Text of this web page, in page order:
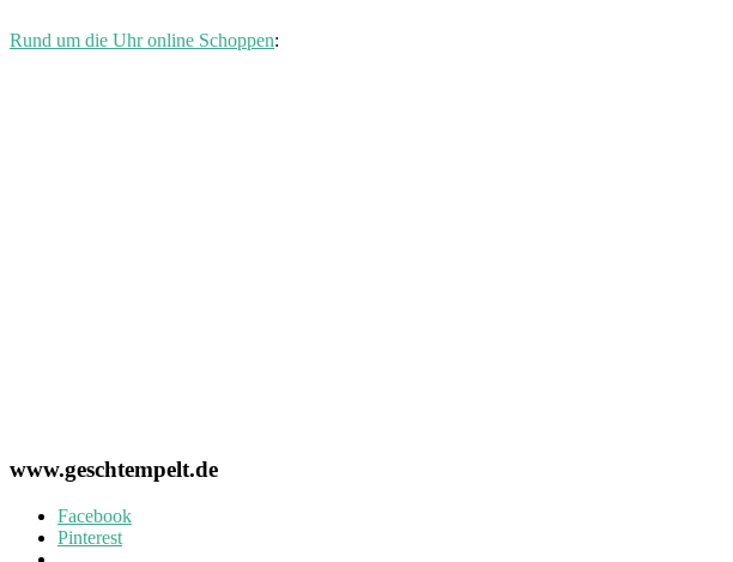
Rund um die Uhr online Schoppen:
www.geschtempelt.de
Facebook
Pinterest